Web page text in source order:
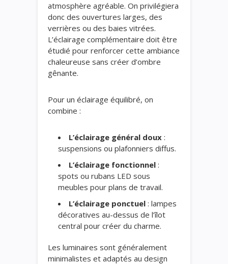
atmosphère agréable. On privilégiera
donc des ouvertures larges, des
verrières ou des baies vitrées.
L’éclairage complémentaire doit être
étudié pour renforcer cette ambiance
chaleureuse sans créer d’ombre
gênante.
Pour un éclairage équilibré, on
combine :
L’éclairage général doux :
suspensions ou plafonniers diffus.
L’éclairage fonctionnel :
spots ou rubans LED sous
meubles pour plans de travail.
L’éclairage ponctuel : lampes
décoratives au-dessus de l’îlot
central pour créer du charme.
Les luminaires sont généralement
minimalistes et adaptés au design